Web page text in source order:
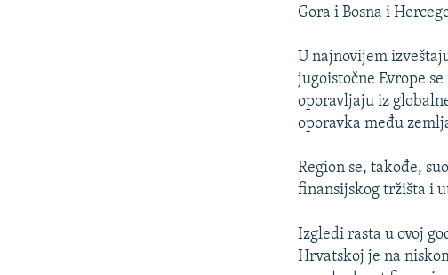
Gora i Bosna i
U najnovijem
jugoistočne Evrope
oporavljaju iz
oporavka među
Region se, takođe,
finansijskog tržišta i
Izgledi rasta u ovoj
Hrvatskoj je na